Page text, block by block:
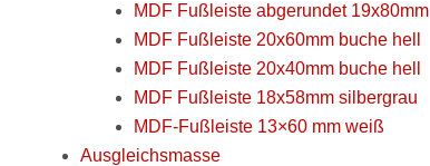
MDF Fußleiste abgerundet 19x80mm
MDF Fußleiste 20x60mm buche hell
MDF Fußleiste 20x40mm buche hell
MDF Fußleiste 18x58mm silbergrau
MDF-Fußleiste 13×60 mm weiß
Ausgleichsmasse